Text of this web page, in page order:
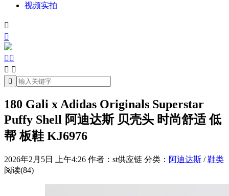
视频实拍


 
 

180 Gali x Adidas Originals Superstar
Puffy Shell 阿迪达斯 贝壳头 时尚舒适 低
帮 板鞋 KJ6976
2026年2月5日 上午4:26 作者：st供应链 分类： 阿迪达斯 /鞋类
阅读(84)